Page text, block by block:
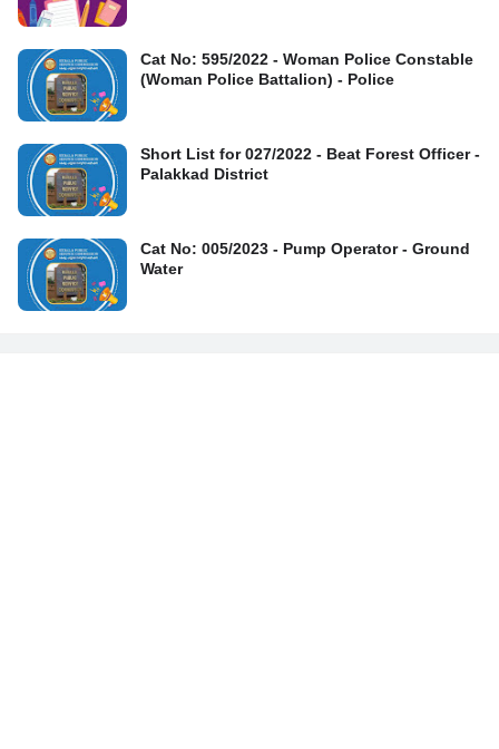
Cat No: 595/2022 - Woman Police Constable
(Woman Police Battalion) - Police
Short List for 027/2022 - Beat Forest Officer -
Palakkad District
Cat No: 005/2023 - Pump Operator - Ground
Water